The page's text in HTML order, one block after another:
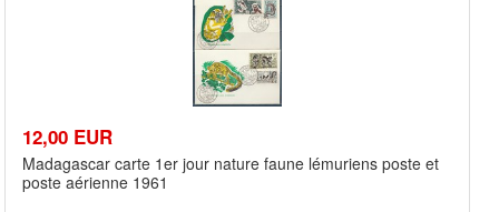
12,00 EUR
Madagascar carte 1er jour nature faune lémuriens poste et
poste aérienne 1961